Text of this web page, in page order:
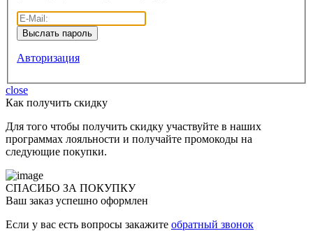
Авторизация
close
Как получить скидку
Для того чтобы получить скидку участвуйте в наших
программах лояльности и получайте промокоды на
следующие покупки.
СПАСИБО ЗА ПОКУПКУ
Ваш заказ успешно оформлен
Если у вас есть вопросы закажите обратный звонок